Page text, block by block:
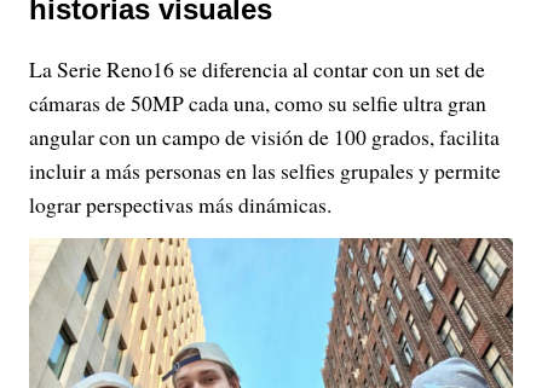
historias visuales
La Serie Reno16 se diferencia al contar con un set de
cámaras de 50MP cada una, como su selfie ultra gran
angular con un campo de visión de 100 grados, facilita
incluir a más personas en las selfies grupales y permite
lograr perspectivas más dinámicas.